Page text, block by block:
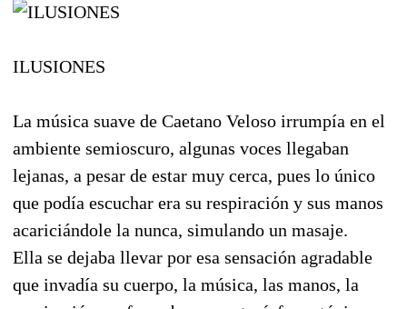
ILUSIONES
La música suave de Caetano Veloso irrumpía en el
ambiente semioscuro, algunas voces llegaban
lejanas, a pesar de estar muy cerca, pues lo único
que podía escuchar era su respiración y sus manos
acariciándole la nunca, simulando un masaje.
Ella se dejaba llevar por esa sensación agradable
que invadía su cuerpo, la música, las manos, la